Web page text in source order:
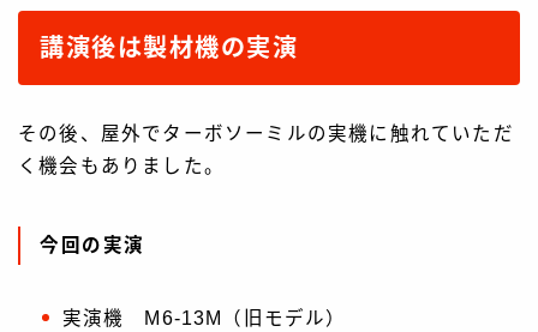
講演後は製材機の実演
その後、屋外でターボソーミルの実機に触れていただ
く機会もありました。
今回の実演
実演機 M6-13M（旧モデル）